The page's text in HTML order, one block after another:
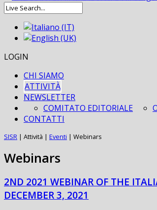
LOGIN
CHI SIAMO
ATTIVITÀ
NEWSLETTER
COMITATO EDITORIALE
CONTATTI
SISR | Attività | Eventi | Webinars
Webinars
2ND 2021 WEBINAR OF THE
DECEMBER 3, 2021